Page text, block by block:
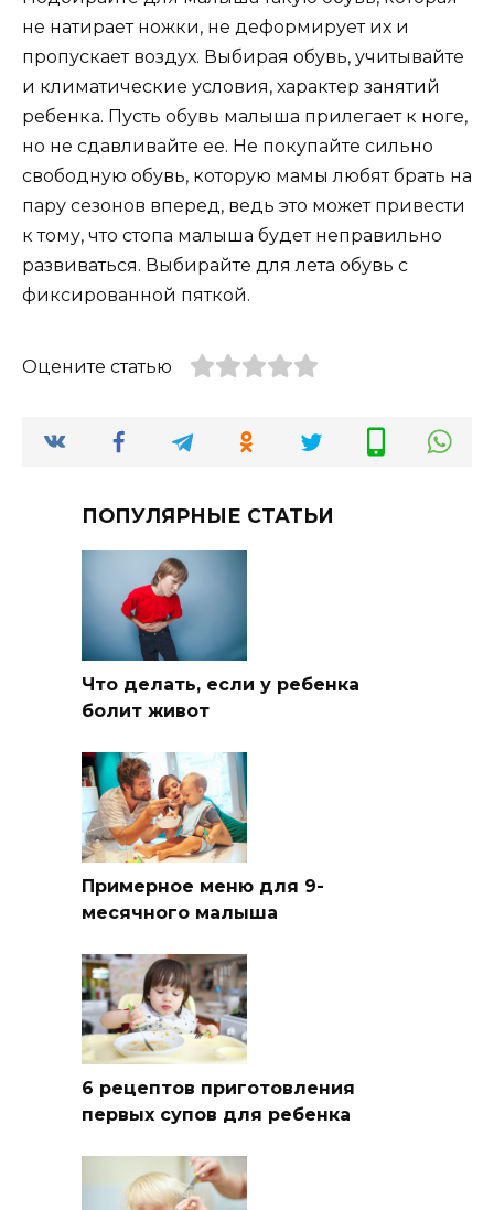
не натирает ножки, не деформирует их и
пропускает воздух. Выбирая обувь, учитывайте
и климатические условия, характер занятий
ребенка. Пусть обувь малыша прилегает к ноге,
но не сдавливайте ее. Не покупайте сильно
свободную обувь, которую мамы любят брать на
пару сезонов вперед, ведь это может привести
к тому, что стопа малыша будет неправильно
развиваться. Выбирайте для лета обувь с
фиксированной пяткой.
Оцените статью
ПОПУЛЯРНЫЕ СТАТЬИ
Что делать, если у ребенка
болит живот
Примерное меню для 9-
месячного малыша
6 рецептов приготовления
первых супов для ребенка